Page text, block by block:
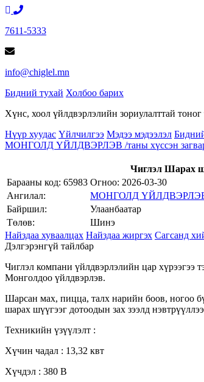
7611-5333
info@chiglel.mn
Бидний тухай Холбоо барих
Хүнс, хоол үйлдвэрлэлийн зориулалттай
Нүүр хуудас Үйлчилгээ Мэдээ мэдээлэл
МОНГОЛД ҮЙЛДВЭРЛЭВ /таны хүссэн загвар
Чиглэл Шарах
Барааны код: 65983 Огноо: 2026-03-30
Ангилал:
МОНГОЛД ҮЙЛДВЭРЛЭВ /
Байршил:
Улаанбаатар
Төлөв:
Шинэ
Найздаа хуваалцах Найздаа жиргэх Сагсанд
Дэлгэрэнгүй тайлбар
Чиглэл компани үйлдвэрлэлийн цар
Монголдоо үйлдвэрлэв.
Шарсан мах, пицца, талх нарийн боов, ногоо
шарах шүүгээг дотоодын зах зээлд
Техникийн үзүүлэлт :
Хүчин чадал : 13,32 квт
Хүчдэл : 380 В